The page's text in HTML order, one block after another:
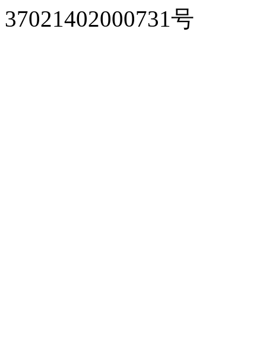
37021402000731号